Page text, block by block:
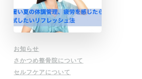
お知らせ
さかつめ整骨院について
セルフケアについて